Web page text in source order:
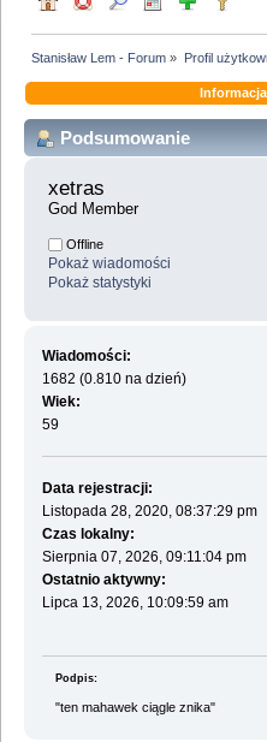
Stanisław Lem - Forum » Profil
Podsumowanie
xetras
God Member
Offline
Pokaż wiadomości
Pokaż statystyki
Wiadomości:
1682 (0.810 na dzień)
Wiek:
59
Data rejestracji:
Listopada 28, 2020, 08:37:29 pm
Czas lokalny:
Sierpnia 07, 2026, 09:11:04 pm
Ostatnio aktywny:
Lipca 13, 2026, 10:09:59 am
Podpis:
"ten mahawek ciągle znika"